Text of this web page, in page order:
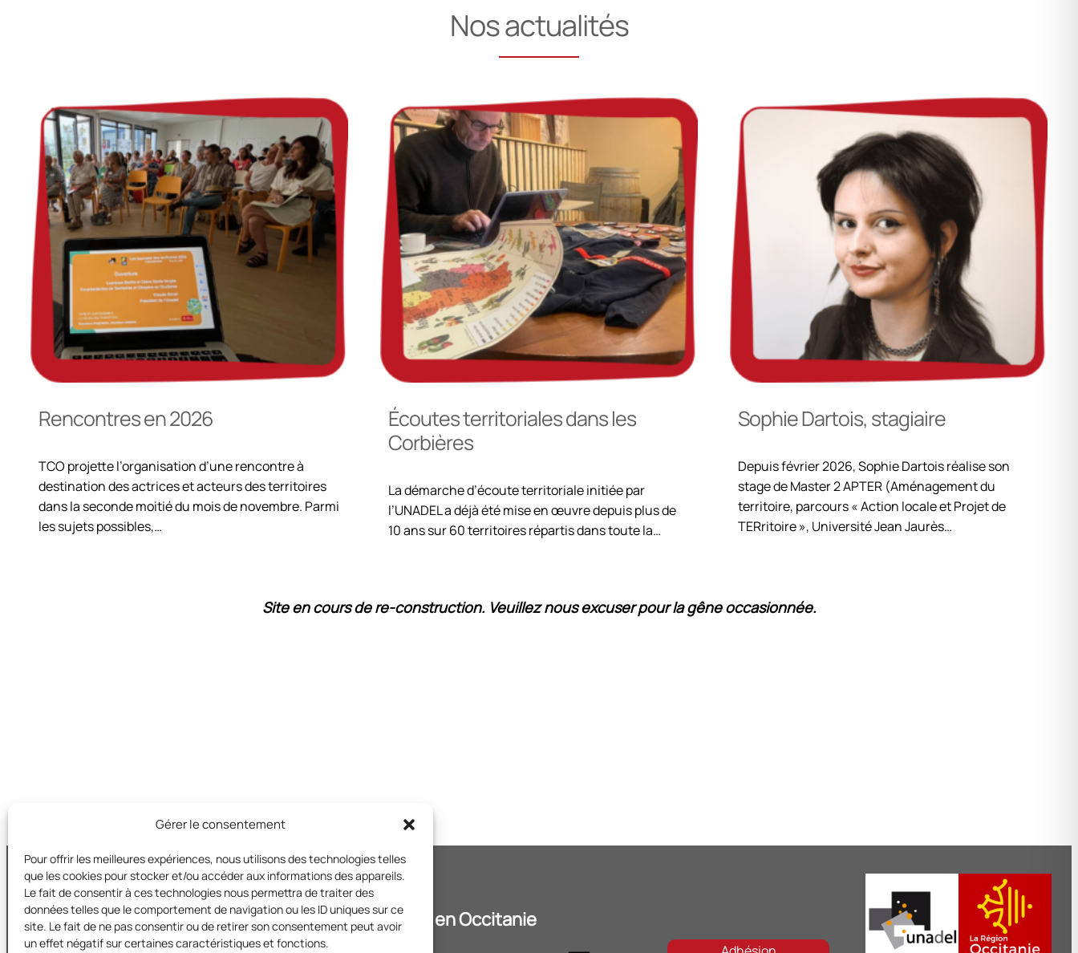
Gérer le consentement
Pour offrir les meilleures expériences, nous utilisons des technologies telles
que les cookies pour stocker et/ou accéder aux informations des appareils.
Le fait de consentir à ces technologies nous permettra de traiter des
données telles que le comportement de navigation ou les ID uniques sur ce
site. Le fait de ne pas consentir ou de retirer son consentement peut avoir
un effet négatif sur certaines caractéristiques et fonctions.
Nos actualités
Rencontres en 2026
TCO projette l’organisation d’une rencontre à
destination des actrices et acteurs des territoires
dans la seconde moitié du mois de novembre. Parmi
les sujets possibles,…
Écoutes territoriales dans les
Corbières
La démarche d’écoute territoriale initiée par
l’UNADEL a déjà été mise en œuvre depuis plus de
10 ans sur 60 territoires répartis dans toute la…
Sophie Dartois, stagiaire
Depuis février 2026, Sophie Dartois réalise son
stage de Master 2 APTER (Aménagement du
territoire, parcours « Action locale et Projet de
TERritoire », Université Jean Jaurès…
Site en cours de re-construction. Veuillez nous excuser pour la gêne occasionnée.
Territoires et Citoyens en Occitanie
s/c de la FD MJC 31